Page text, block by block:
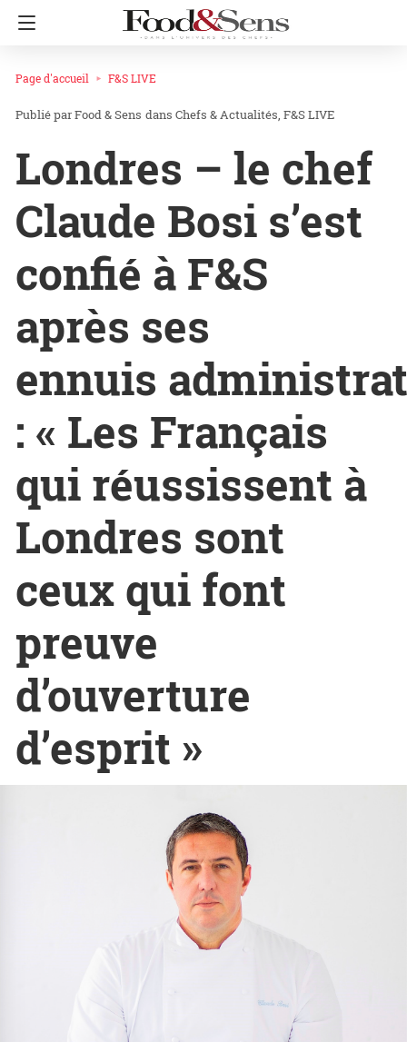
Page d'accueil F&S LIVE
Food & Sens dans Chefs & Actualités F&S LIVE
Londres – le chef
Claude Bosi s’est
confié à F&S
après ses
ennuis
: « Les Français
qui réussissent à
Londres sont
ceux qui font
preuve
d’ouverture
d’esprit »